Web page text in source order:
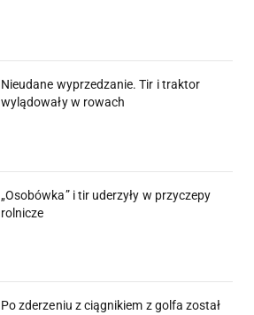
Nieudane wyprzedzanie. Tir i traktor
wylądowały w rowach
„Osobówka” i tir uderzyły w przyczepy
rolnicze
Po zderzeniu z ciągnikiem z golfa został